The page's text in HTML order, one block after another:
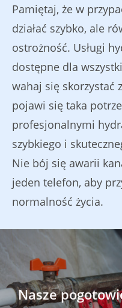
Pamiętaj, że w
działać szybko, ale
ostrożność. Usługi
dostępne dla
wahaj się skorzystać
pojawi się taka
profesjonalnymi
szybkiego i
Nie bój się awarii
jeden telefon, aby
normalność życia.
Nasze